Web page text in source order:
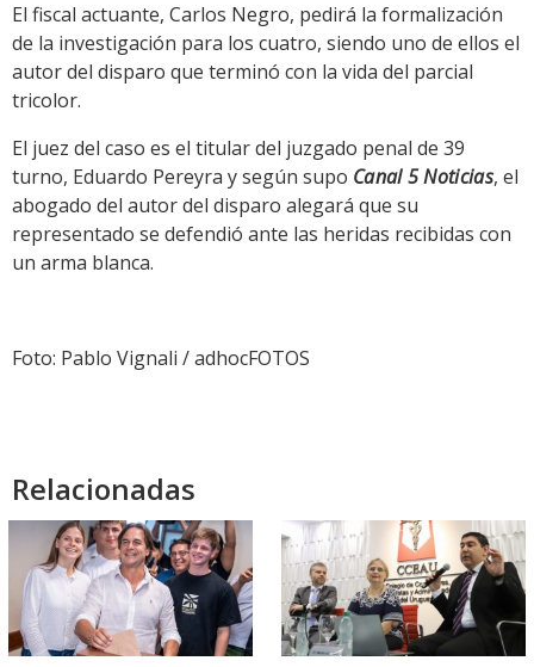
El fiscal actuante, Carlos Negro, pedirá la formalización
de la investigación para los cuatro, siendo uno de ellos el
autor del disparo que terminó con la vida del parcial
tricolor.
El juez del caso es el titular del juzgado penal de 39
turno, Eduardo Pereyra y según supo Canal 5 Noticias, el
abogado del autor del disparo alegará que su
representado se defendió ante las heridas recibidas con
un arma blanca.
Foto: Pablo Vignali / adhocFOTOS
Relacionadas